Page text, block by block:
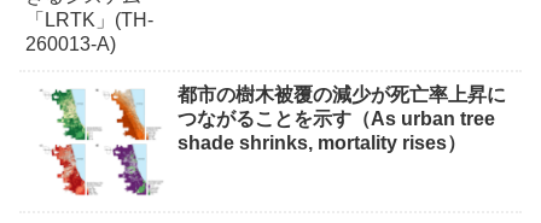
都市の樹木被覆の減少が死亡率上昇に
つながることを示す（As urban tree
shade shrinks, mortality rises）